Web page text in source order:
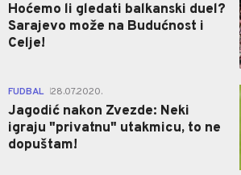
Hoćemo li gledati balkanski duel?
Sarajevo može na Budućnost i
Celje!
FUDBAL 28.07.2020.
Jagodić nakon Zvezde: Neki
igraju "privatnu" utakmicu, to ne
dopuštam!